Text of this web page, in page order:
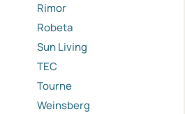
Rimor
Robeta
Sun Living
TEC
Tourne
Weinsberg